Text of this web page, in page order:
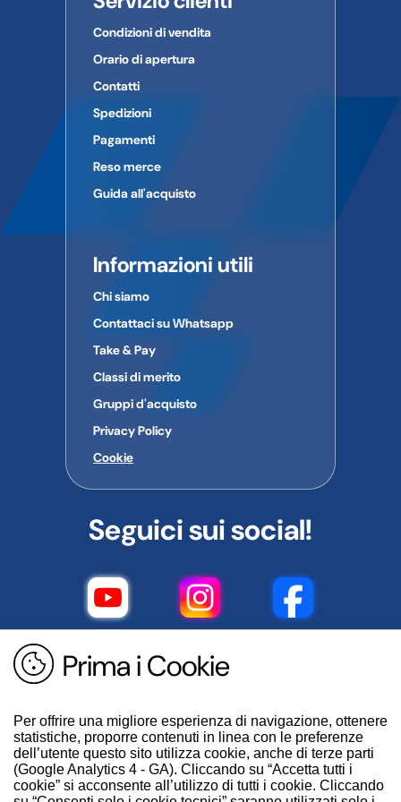
Prima i Cookie
Per offrire una migliore esperienza di navigazione, ottenere
statistiche, proporre contenuti in linea con le preferenze
dell’utente questo sito utilizza cookie, anche di terze parti
(Google Analytics 4 - GA). Cliccando su “Accetta tutti i
cookie” si acconsente all’utilizzo di tutti i cookie. Cliccando
Condizioni di vendita
Orario di apertura
Contatti
Spedizioni
Pagamenti
Reso merce
Guida all'acquisto
Informazioni utili
Chi siamo
Contattaci su Whatsapp
Take & Pay
Classi di merito
Gruppi d'acquisto
Privacy Policy
Cookie
Seguici sui social!